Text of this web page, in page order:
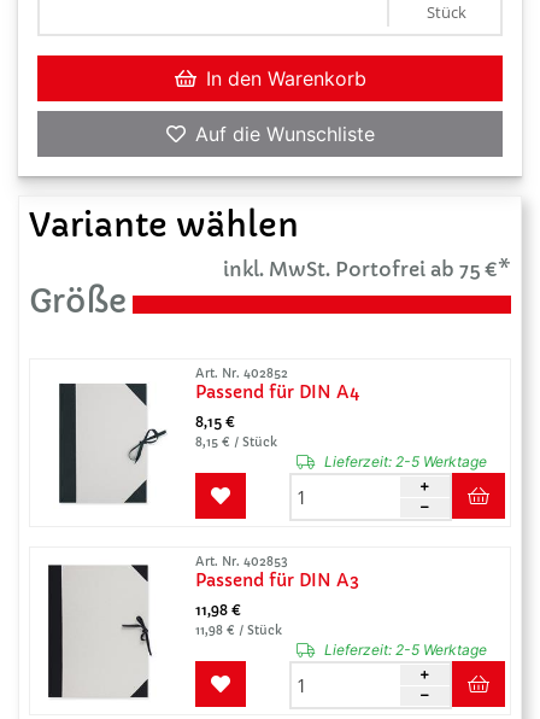
Stück
In den Warenkorb
Auf die Wunschliste
Variante wählen
inkl. MwSt. Portofrei ab 75 €*
Größe
Art. Nr. 402852
Passend für DIN A4
8,15 €
8,15 € / Stück
Lieferzeit:2-5 Werktage
Art. Nr. 402853
Passend für DIN A3
11,98 €
11,98 € / Stück
Lieferzeit:2-5 Werktage